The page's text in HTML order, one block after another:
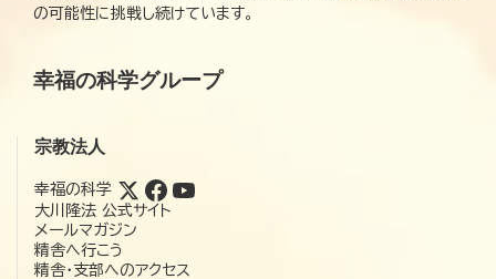
の可能性に挑戦し続けています。
幸福の科学グループ
宗教法人
幸福の科学
大川隆法 公式サイト
メールマガジン
精舎へ行こう
精舎・支部へのアクセス